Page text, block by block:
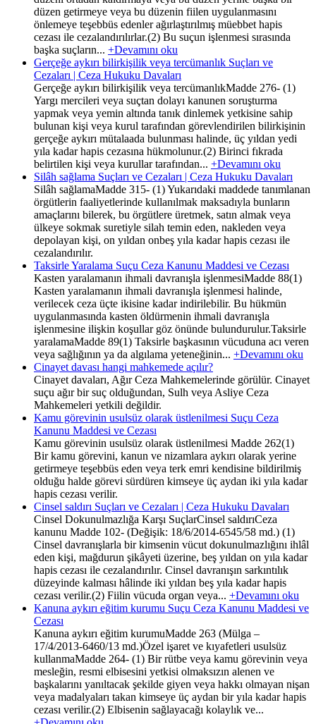
düzen getirmeye veya bu düzenin fiilen uygulanmasını
önlemeye teşebbüs edenler ağırlaştırılmış müebbet hapis
cezası ile cezalandırılırlar.(2) Bu suçun işlenmesi sırasında
başka suçların... +Devamını oku
Gerçeğe aykırı bilirkişilik veya tercümanlık Suçları ve
Cezaları | Ceza Hukuku Davaları
Gerçeğe aykırı bilirkişilik veya tercümanlıkMadde 276- (1)
Yargı mercileri veya suçtan dolayı kanunen soruşturma
yapmak veya yemin altında tanık dinlemek yetkisine sahip
bulunan kişi veya kurul tarafından görevlendirilen bilirkişinin
gerçeğe aykırı mütalaada bulunması halinde, üç yıldan yedi
yıla kadar hapis cezasına hükmolunur.(2) Birinci fıkrada
belirtilen kişi veya kurullar tarafından... +Devamını oku
Silâh sağlama Suçları ve Cezaları | Ceza Hukuku Davaları
Silâh sağlamaMadde 315- (1) Yukarıdaki maddede tanımlanan
örgütlerin faaliyetlerinde kullanılmak maksadıyla bunların
amaçlarını bilerek, bu örgütlere üretmek, satın almak veya
ülkeye sokmak suretiyle silah temin eden, nakleden veya
depolayan kişi, on yıldan onbeş yıla kadar hapis cezası ile
cezalandırılır.
Taksirle Yaralama Suçu Ceza Kanunu Maddesi ve Cezası
Kasten yaralamanın ihmali davranışla işlenmesiMadde 88(1)
Kasten yaralamanın ihmali davranışla işlenmesi halinde,
verilecek ceza üçte ikisine kadar indirilebilir. Bu hükmün
uygulanmasında kasten öldürmenin ihmali davranışla
işlenmesine ilişkin koşullar göz önünde bulundurulur.Taksirle
yaralamaMadde 89(1) Taksirle başkasının vücuduna acı veren
veya sağlığının ya da algılama yeteneğinin... +Devamını oku
Cinayet davası hangi mahkemede açılır?
Cinayet davaları, Ağır Ceza Mahkemelerinde görülür. Cinayet
suçu ağır bir suç olduğundan, Sulh veya Asliye Ceza
Mahkemeleri yetkili değildir.
Kamu görevinin usulsüz olarak üstlenilmesi Suçu Ceza
Kanunu Maddesi ve Cezası
Kamu görevinin usulsüz olarak üstlenilmesi Madde 262(1)
Bir kamu görevini, kanun ve nizamlara aykırı olarak yerine
getirmeye teşebbüs eden veya terk emri kendisine bildirilmiş
olduğu halde görevi sürdüren kimseye üç aydan iki yıla kadar
hapis cezası verilir.
Cinsel saldırı Suçları ve Cezaları | Ceza Hukuku Davaları
Cinsel Dokunulmazlığa Karşı SuçlarCinsel saldırıCeza
kanunu Madde 102- (Değişik: 18/6/2014-6545/58 md.) (1)
Cinsel davranışlarla bir kimsenin vücut dokunulmazlığını ihlâl
eden kişi, mağdurun şikâyeti üzerine, beş yıldan on yıla kadar
hapis cezası ile cezalandırılır. Cinsel davranışın sarkıntılık
düzeyinde kalması hâlinde iki yıldan beş yıla kadar hapis
cezası verilir.(2) Fiilin vücuda organ veya... +Devamını oku
Kanuna aykırı eğitim kurumu Suçu Ceza Kanunu Maddesi ve
Cezası
Kanuna aykırı eğitim kurumuMadde 263 (Mülga –
17/4/2013-6460/13 md.)Özel işaret ve kıyafetleri usulsüz
kullanmaMadde 264- (1) Bir rütbe veya kamu görevinin veya
mesleğin, resmi elbisesini yetkisi olmaksızın alenen ve
başkalarını yanıltacak şekilde giyen veya hakkı olmayan nişan
veya madalyaları takan kimseye üç aydan bir yıla kadar hapis
cezası verilir.(2) Elbisenin sağlayacağı kolaylık ve...